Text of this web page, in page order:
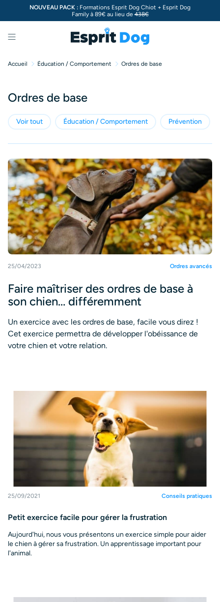
NOUVEAU PACK : Formations Esprit Dog Chiot + Esprit Dog
Family à 89€ au lieu de438€
Menu
Accueil Éducation / Comportement Ordres de base
Ordres de base
Voir tout Éducation / Comportement Prévention
25/04/2023 Ordres avancés
Faire maîtriser des ordres de base à
son chien… différemment
Un exercice avec les ordres de base, facile vous direz !
Cet exercice permettra de développer l'obéissance de
votre chien et votre relation.
25/09/2021 Conseils pratiques
Petit exercice facile pour gérer la frustration
Aujourd'hui, nous vous présentons un exercice simple pour aider
le chien à gérer sa frustration. Un apprentissage important pour
l'animal.